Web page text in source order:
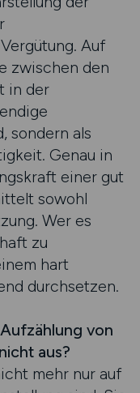
Auf
zwischen den
in der
sondern als
Genau in
einer gut
sowohl
Wer es
zu
hart
durchsetzen.
von
aus?
mehr nur auf